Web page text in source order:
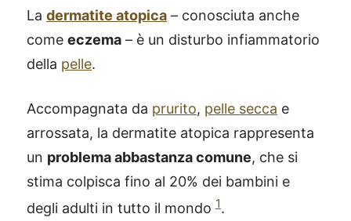
La dermatite atopica – conosciuta anche
come eczema – è un disturbo infiammatorio
della pelle.
Accompagnata da prurito, pelle secca e
arrossata, la dermatite atopica rappresenta
un problema abbastanza comune, che si
stima colpisca fino al 20% dei bambini e
degli adulti in tutto il mondo 1.